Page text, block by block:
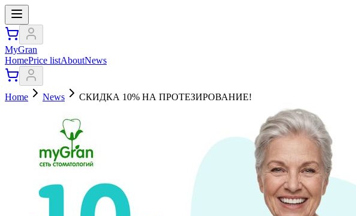
MyGran
HomePrice listAboutNews
Home News СКИДКА 10% НА ПРОТЕЗИРОВАНИЕ!